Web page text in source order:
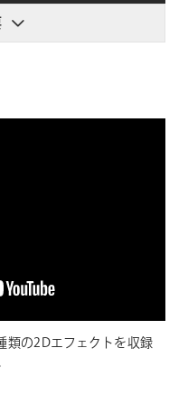
類の2Dエフェクトを収録